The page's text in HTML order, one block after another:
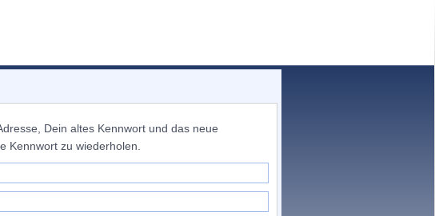
Dein altes Kennwort und das neue
Kennwort zu wiederholen.